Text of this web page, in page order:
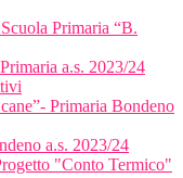
Primaria “B.
a.s. 2023/24
Primaria Bondeno
a.s. 2023/24
"Conto Termico"